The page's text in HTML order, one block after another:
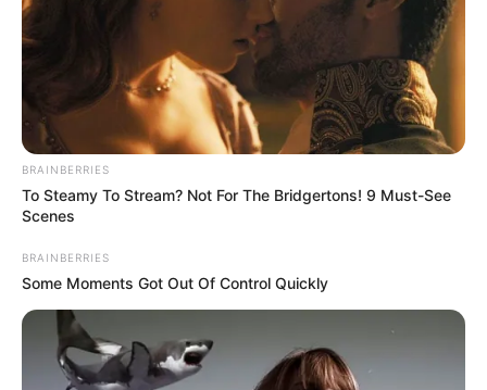
BRAINBERRIES
To Steamy To Stream? Not For The Bridgertons! 9 Must-See
Scenes
BRAINBERRIES
Some Moments Got Out Of Control Quickly